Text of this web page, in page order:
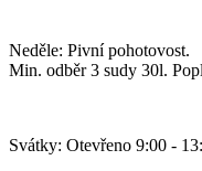
Neděle: Pivní pohotovost.
Min. odběr 3 sudy 30l.
Svátky: Otevřeno 9:00 -